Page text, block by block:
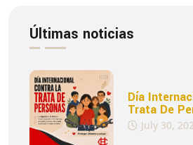
Últimas noticias
Día
Trata De
July 30,